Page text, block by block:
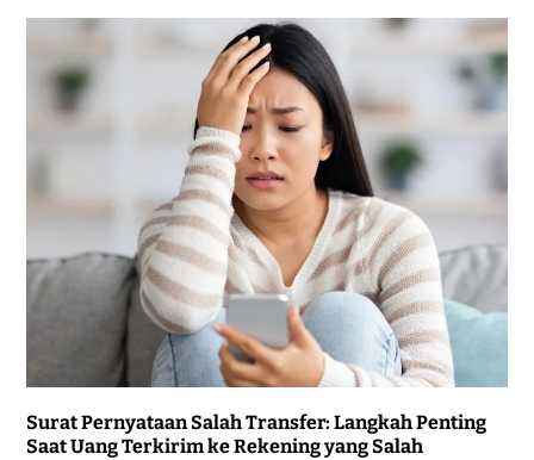
Surat Pernyataan Salah Transfer: Langkah Penting
Saat Uang Terkirim ke Rekening yang Salah